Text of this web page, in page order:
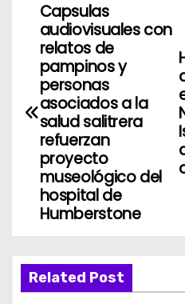
N
e
ó
Capsulas
audiovisuales con
relatos de
pampinos y
personas
asociados a la
salud salitrera
refuerzan
proyecto
museológico del
hospital de
Humberstone
Related Post